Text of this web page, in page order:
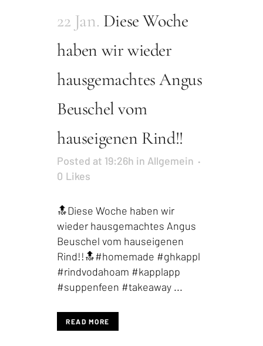
22 Jan. Diese Woche
haben wir wieder
hausgemachtes Angus
Beuschel vom
hauseigenen Rind!!
Posted at 19:26h in Allgemein
0 Likes
🔝Diese Woche haben wir
wieder hausgemachtes Angus
Beuschel vom hauseigenen
Rind!!🔝#homemade #ghkappl
#rindvodahoam #kapplapp
#suppenfeen #takeaway ...
READ MORE